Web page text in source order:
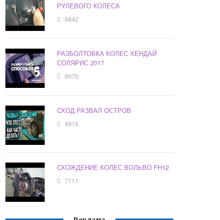
РУЛЕВОГО КОЛЕСА
6842
РАЗБОЛТОВКА КОЛЕС ХЕНДАЙ
СОЛЯРИС 2017
9070
СХОД РАЗВАЛ ОСТРОВ
4916
СХОЖДЕНИЕ КОЛЕС ВОЛЬВО FH12
7111